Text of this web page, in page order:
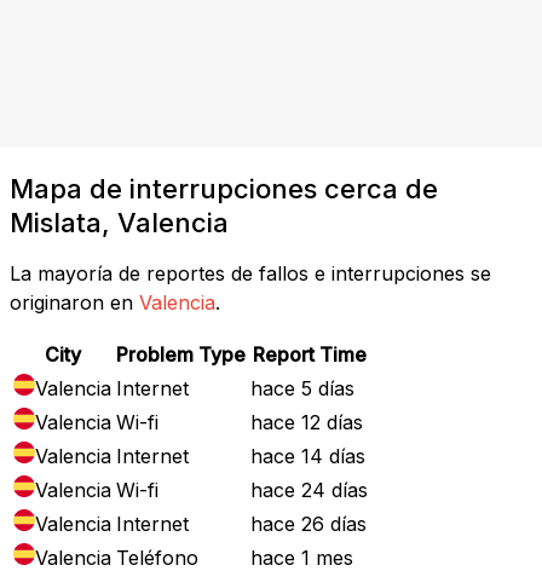
Mapa de interrupciones cerca de
Mislata, Valencia
La mayoría de reportes de fallos e interrupciones se
originaron en Valencia.
City Problem Type Report Time
Valencia Internet
hace 5 días
Valencia Wi-fi
hace 12 días
Valencia Internet
hace 14 días
Valencia Wi-fi
hace 24 días
Valencia Internet
hace 26 días
Valencia Teléfono hace 1 mes